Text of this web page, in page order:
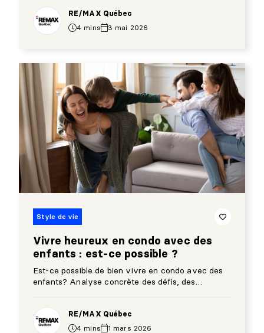
RE/MAX Québec
4 mins
3 mai 2026
Style de vie
Vivre heureux en condo avec des
enfants : est-ce possible ?
Est-ce possible de bien vivre en condo avec des
enfants? Analyse concrète des défis, des
RE/MAX Québec
4 mins
1 mars 2026